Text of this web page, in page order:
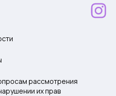
рассмотрения
их прав